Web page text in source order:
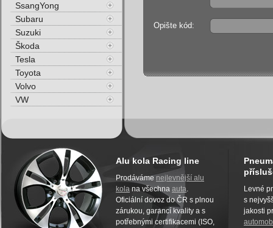
Opište kód:
SsangYong
Subaru
Suzuki
Škoda
Tesla
Toyota
Volvo
VW
Alu kola Racing line
Prodáváme nejlevnější alu
kola na všechna auta.
Oficiální dovoz do ČR s plnou
zárukou, garancí kvality a s
potřebnými certifikacemi (ISO,
Levné
s
jakosti